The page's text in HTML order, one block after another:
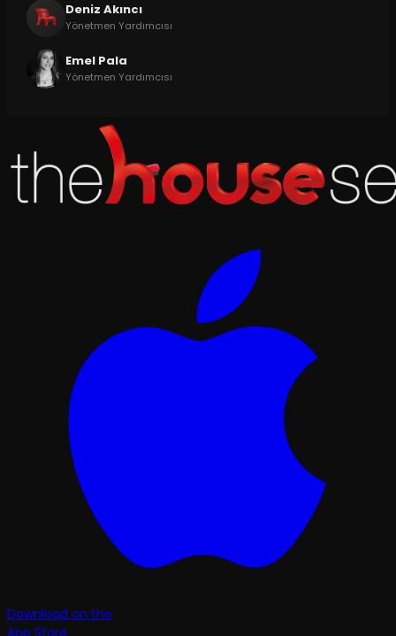
Deniz Akıncı
Yönetmen Yardımcısı
Emel Pala
Yönetmen Yardımcısı
Download on the
App Store